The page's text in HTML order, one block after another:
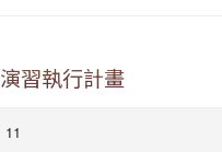
習執行計畫